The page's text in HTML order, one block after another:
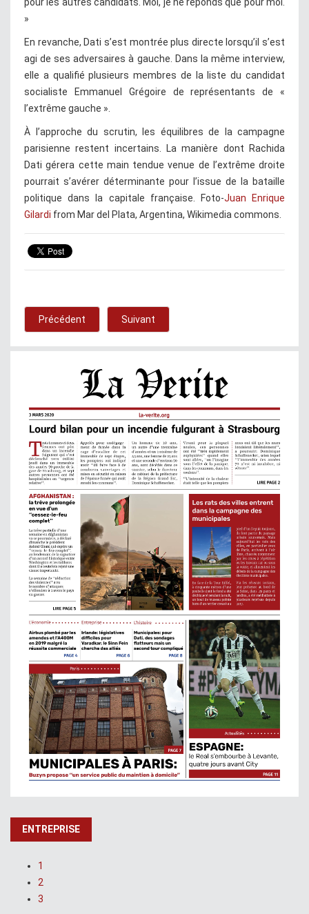
pour les autres candidats. Moi, je ne réponds que pour moi.
»
En revanche, Dati s’est montrée plus directe lorsqu’il s’est
agi de ses adversaires à gauche. Dans la même interview,
elle a qualifié plusieurs membres de la liste du candidat
socialiste Emmanuel Grégoire de représentants de «
l’extrême gauche ».
À l’approche du scrutin, les équilibres de la campagne
parisienne restent incertains. La manière dont Rachida
Dati gérera cette main tendue venue de l’extrême droite
pourrait s’avérer déterminante pour l’issue de la bataille
politique dans la capitale française. Foto-Juan Enrique
Gilardi from Mar del Plata, Argentina, Wikimedia commons.
Précédent Suivant
ENTREPRISE
1
2
3